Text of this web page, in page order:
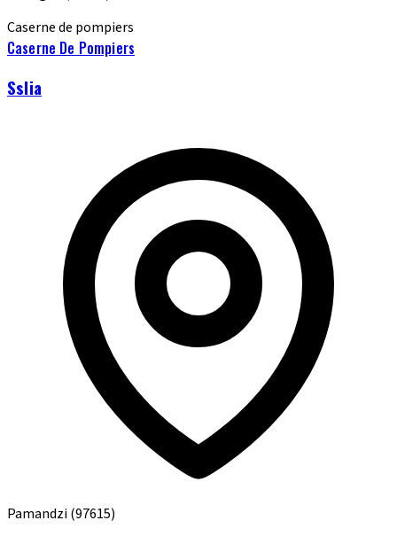
Caserne de pompiers
Caserne De Pompiers
Sslia
Pamandzi(97615)